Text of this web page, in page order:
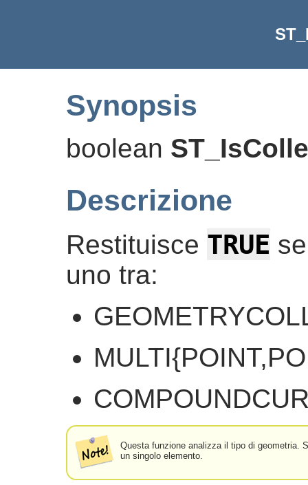
Synopsis
boolean
Descrizione
Restituisce TRUE
uno tra:
Questa funzione analizza il tipo di geometria.
un singolo elemento.